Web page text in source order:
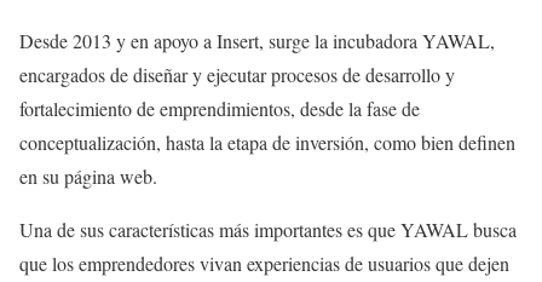
Desde 2013 y en apoyo a Insert, surge la incubadora YAWAL,
encargados de diseñar y ejecutar procesos de desarrollo y
fortalecimiento de emprendimientos, desde la fase de
conceptualización, hasta la etapa de inversión, como bien definen
en su página web.
Una de sus características más importantes es que YAWAL busca
que los emprendedores vivan experiencias de usuarios que dejen